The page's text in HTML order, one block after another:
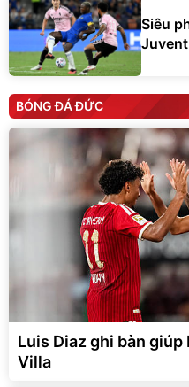
Siêu
BÓNG ĐÁ ĐỨC
Luis Diaz ghi bàn
Villa